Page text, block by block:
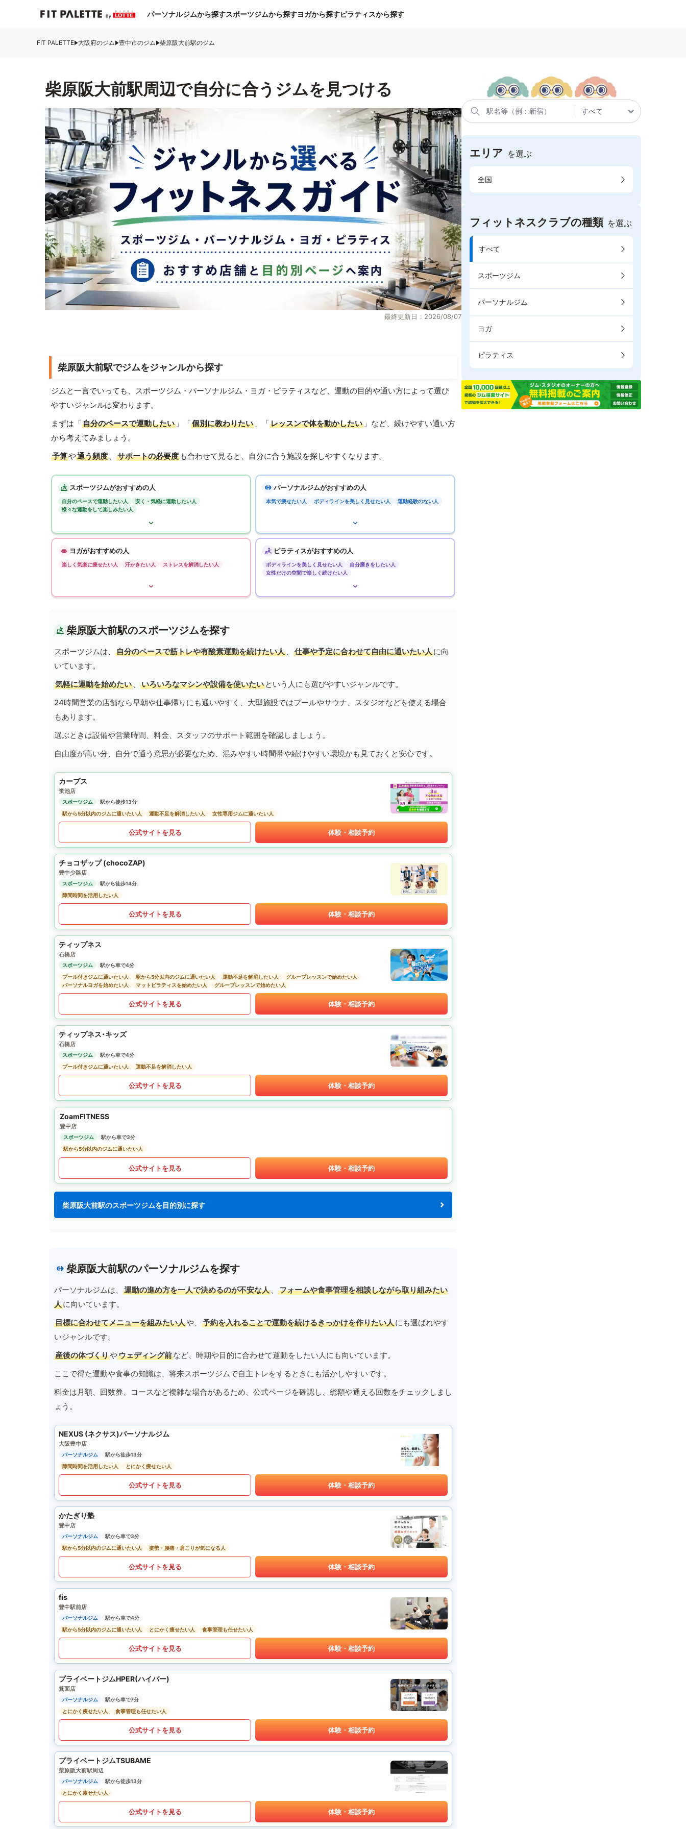
パーソナルジムから探すスポーツジムから探すヨガから探すピラティスから探す
FIT PALETTE 大阪府のジム 豊中市のジム 柴原阪大前駅のジム
柴原阪大前駅周辺で自分に合うジムを見つける
最終更新日：2026/08/07
柴原阪大前駅でジムをジャンルから探す
ジムと一言でいっても、スポーツジム・パーソナルジム・ヨガ・ピラティスなど、運動の目的や通い方によって選び
やすいジャンルは変わります。
まずは「自分のペースで運動したい 」「個別に教わりたい 」「レッスンで体を動かしたい 」など、続けやすい通い方
から考えてみましょう。
予算や通う頻度 、 サポートの必要度 も合わせて見ると、自分に合う施設を探しやすくなります。
スポーツジムがおすすめの人
自分のペースで運動したい人
安く・気軽に運動したい人
様々な運動をして楽しみたい人
パーソナルジムがおすすめの人
本気で痩せたい人 ボディラインを美しく見せたい人 運動経験のない人
ヨガがおすすめの人
楽しく気楽に痩せたい人 汗かきたい人 ストレスを解消したい人
ピラティスがおすすめの人
ボディラインを美しく見せたい人
自分磨きをしたい人
女性だけの空間で楽しく続けたい人
柴原阪大前駅のスポーツジムを探す
スポーツジムは、 自分のペースで筋トレや有酸素運動を続けたい人 、 仕事や予定に合わせて自由に通いたい人に向
いています。
気軽に運動を始めたい 、 いろいろなマシンや設備を使いたい という人にも選びやすいジャンルです。
24時間営業の店舗なら早朝や仕事帰りにも通いやすく、大型施設ではプールやサウナ、スタジオなどを使える場合
もあります。
選ぶときは設備や営業時間、料金、スタッフのサポート範囲を確認しましょう。
自由度が高い分、自分で通う意思が必要なため、混みやすい時間帯や続けやすい環境かも見ておくと安心です。
カーブス
蛍池店
スポーツジム
駅から徒歩13分
駅から5分以内のジムに通いたい人
運動不足を解消したい人 女性専用ジムに通いたい人
公式サイトを見る 体験・相談予約
チョコザップ (chocoZAP)
豊中少路店
スポーツジム
駅から徒歩14分
隙間時間を活用したい人
公式サイトを見る 体験・相談予約
ティップネス
石橋店
スポーツジム
駅から車で4分
プール付きジムに通いたい人
駅から5分以内のジムに通いたい人 運動不足を解消したい人
グループレッスンで始めたい人
パーソナルヨガを始めたい人
マットピラティスを始めたい人 グループレッスンで始めたい人
公式サイトを見る 体験・相談予約
ティップネス･キッズ
石橋店
スポーツジム
駅から車で4分
プール付きジムに通いたい人
運動不足を解消したい人
公式サイトを見る 体験・相談予約
ZoamFITNESS
豊中店
スポーツジム
駅から車で3分
駅から5分以内のジムに通いたい人
公式サイトを見る 体験・相談予約
柴原阪大前駅のスポーツジムを目的別に探す
柴原阪大前駅のパーソナルジムを探す
パーソナルジムは、 運動の進め方を一人で決めるのが不安な人 、
フォームや食事管理を相談しながら取り組みたい
人に向いています。
目標に合わせてメニューを組みたい人や、 予約を入れることで運動を続けるきっかけを作りたい人にも選ばれやす
いジャンルです。
産後の体づくりやウェディング前など、時期や目的に合わせて運動をしたい人にも向いています。
ここで得た運動や食事の知識は、将来スポーツジムで自主トレをするときにも活かしやすいです。
料金は月額、回数券、コースなど複雑な場合があるため、公式ページを確認し、総額や通える回数をチェックしまし
ょう。
NEXUS (ネクサス)パーソナルジム
大阪豊中店
パーソナルジム
駅から徒歩13分
隙間時間を活用したい人
とにかく痩せたい人
公式サイトを見る 体験・相談予約
かたぎり塾
豊中店
パーソナルジム
駅から車で3分
駅から5分以内のジムに通いたい人
姿勢・腰痛・肩こりが気になる人
公式サイトを見る 体験・相談予約
fis
豊中駅前店
パーソナルジム
駅から車で4分
駅から5分以内のジムに通いたい人
とにかく痩せたい人 食事管理も任せたい人
公式サイトを見る 体験・相談予約
プライベートジムHPER(ハイパー)
箕面店
パーソナルジム
駅から車で7分
とにかく痩せたい人
食事管理も任せたい人
公式サイトを見る 体験・相談予約
プライベートジムTSUBAME
柴原阪大前駅周辺
パーソナルジム
駅から徒歩13分
とにかく痩せたい人
公式サイトを見る 体験・相談予約
エリア を選ぶ
全国
フィットネスクラブの種類 を選ぶ
すべて
スポーツジム
パーソナルジム
ヨガ
ピラティス